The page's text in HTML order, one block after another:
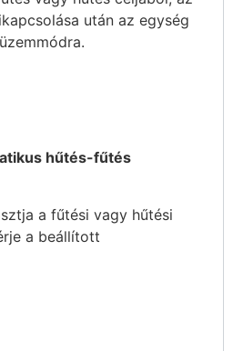
után az egység
hűtés-fűtés
a fűtési vagy hűtési
a beállított